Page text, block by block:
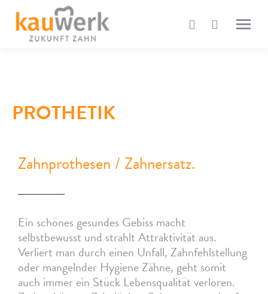
PROTHETIK
Zahnprothesen / Zahnersatz.
Ein schönes gesundes Gebiss macht
selbstbewusst und strahlt Attraktivität aus.
Verliert man durch einen Unfall, Zahnfehlstellung
oder mangelnder Hygiene Zähne, geht somit
auch immer ein Stück Lebensqualität verloren.